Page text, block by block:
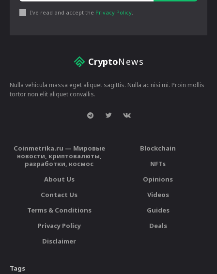
I've read and accept the Privacy Policy.
CryptoNews
Nulla vehicula massa eget aliquet sagittis. Nulla ac nisi mi. Proin mollis
tortor non elit aliquet convallis.
Coinmetrika.ru — Мировые
новости, криптовалюты,
разработки, космос
About Us
Contact Us
Terms & Conditions
Privacy Policy
Disclaimer
Blockchain
NFTs
Opinions
Videos
Guides
Deals
Tags